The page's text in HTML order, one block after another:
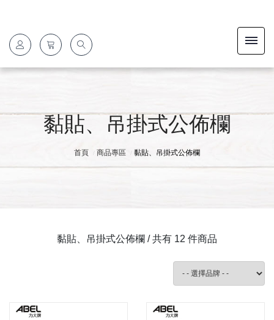
黏貼、吊掛式公佈欄
首頁 商品專區 黏貼、吊掛式公佈欄
黏貼、吊掛式公佈欄 / 共有 12 件商品